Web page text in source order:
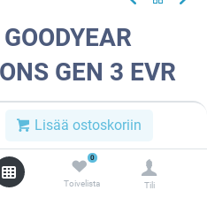
Lisää ostoskoriin
0
Toivelista Tili
GEN 3 EVR
777137
yhdistelmää.